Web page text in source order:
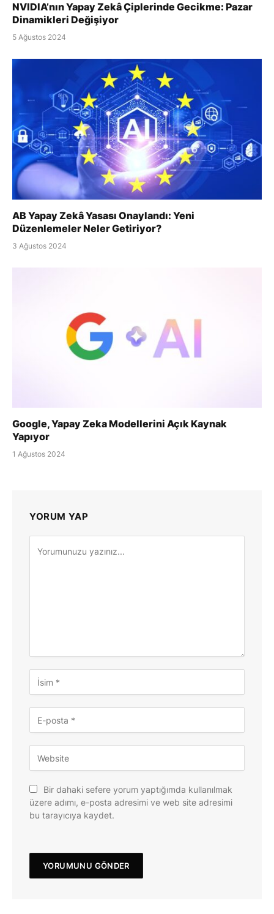
NVIDIA’nın Yapay Zekâ Çiplerinde Gecikme: Pazar
Dinamikleri Değişiyor
5 Ağustos 2024
AB Yapay Zekâ Yasası Onaylandı: Yeni
Düzenlemeler Neler Getiriyor?
3 Ağustos 2024
Google, Yapay Zeka Modellerini Açık Kaynak
Yapıyor
1 Ağustos 2024
YORUM YAP
Bir dahaki sefere yorum yaptığımda kullanılmak
üzere adımı, e-posta adresimi ve web site adresimi
bu tarayıcıya kaydet.